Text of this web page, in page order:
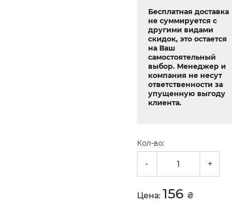
Бесплатная доставка
не суммируется с
другими видами
скидок, это остается
на Ваш
самостоятельный
выбор. Менеджер и
компания не несут
ответственности за
упущенную выгоду
клиента.
Кол-во:
- +
Цена: 156 ₴